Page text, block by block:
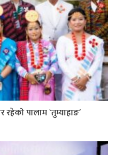
रहेको पालाम `तुम्याहाङ´